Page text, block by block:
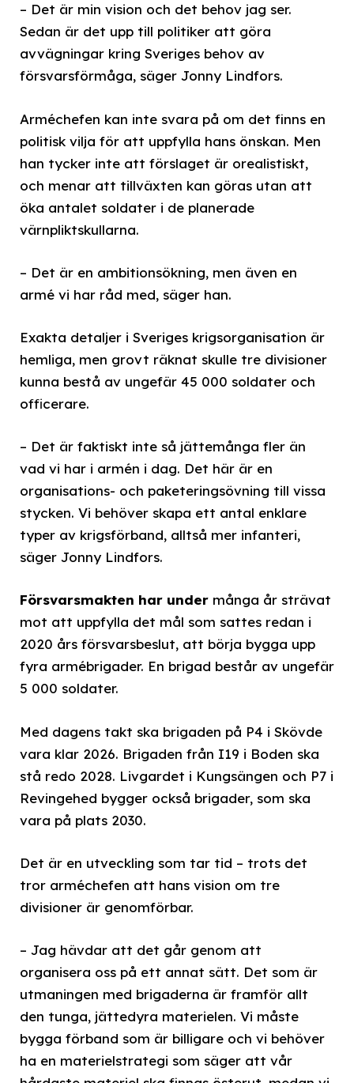
– Det är min vision och det behov jag ser.
Sedan är det upp till politiker att göra
avvägningar kring Sveriges behov av
försvarsförmåga, säger Jonny Lindfors.
Arméchefen kan inte svara på om det finns en
politisk vilja för att uppfylla hans önskan. Men
han tycker inte att förslaget är orealistiskt,
och menar att tillväxten kan göras utan att
öka antalet soldater i de planerade
värnpliktskullarna.
– Det är en ambitionsökning, men även en
armé vi har råd med, säger han.
Exakta detaljer i Sveriges krigsorganisation är
hemliga, men grovt räknat skulle tre divisioner
kunna bestå av ungefär 45 000 soldater och
officerare.
– Det är faktiskt inte så jättemånga fler än
vad vi har i armén i dag. Det här är en
organisations- och paketeringsövning till vissa
stycken. Vi behöver skapa ett antal enklare
typer av krigsförband, alltså mer infanteri,
säger Jonny Lindfors.
Försvarsmakten har under många år strävat
mot att uppfylla det mål som sattes redan i
2020 års försvarsbeslut, att börja bygga upp
fyra armébrigader. En brigad består av ungefär
5 000 soldater.
Med dagens takt ska brigaden på P4 i Skövde
vara klar 2026. Brigaden från I19 i Boden ska
stå redo 2028. Livgardet i Kungsängen och P7 i
Revingehed bygger också brigader, som ska
vara på plats 2030.
Det är en utveckling som tar tid – trots det
tror arméchefen att hans vision om tre
divisioner är genomförbar.
– Jag hävdar att det går genom att
organisera oss på ett annat sätt. Det som är
utmaningen med brigaderna är framför allt
den tunga, jättedyra materielen. Vi måste
bygga förband som är billigare och vi behöver
ha en materielstrategi som säger att vår